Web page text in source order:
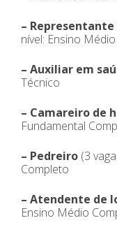
–
nível: Ensino
– Auxiliar em
Técnico
– Camareiro de
Fundamental
– Pedreiro (3
Completo
– Atendente de
Ensino Médio